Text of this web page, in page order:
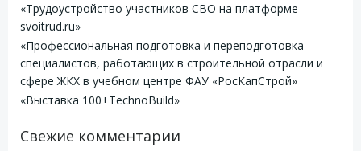
«Трудоустройство участников СВО на платформе
svoitrud.ru»
«Профессиональная подготовка и переподготовка
специалистов, работающих в строительной отрасли и
сфере ЖКХ в учебном центре ФАУ «РосКапСтрой»
«Выставка 100+TechnoBuild»
Свежие комментарии